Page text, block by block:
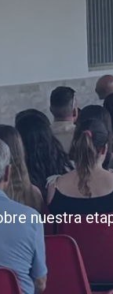
nuestra